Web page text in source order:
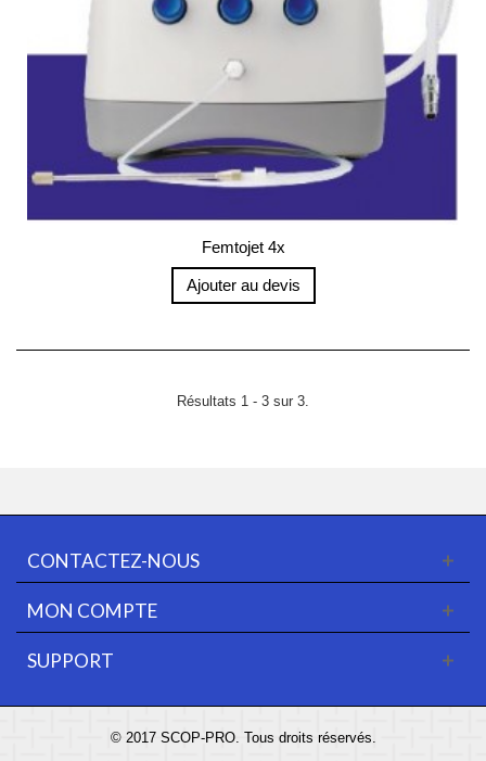
Femtojet 4x
Ajouter au devis
Résultats 1 - 3 sur 3.
CONTACTEZ-NOUS
MON COMPTE
SUPPORT
© 2017 SCOP-PRO. Tous droits réservés.